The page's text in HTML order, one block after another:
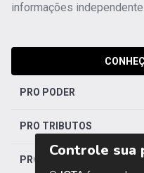
informações
PRO PODER
PRO TRIBUTOS
PRO TRABALHISTA